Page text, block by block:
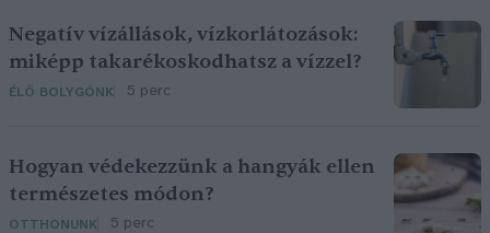
Negatív vízállások, vízkorlátozások:
miképp takarékoskodhatsz a vízzel?
ÉLŐ BOLYGÓNK 5 perc
Hogyan védekezzünk a hangyák ellen
természetes módon?
OTTHONUNK 5 perc